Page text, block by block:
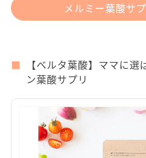
メルミー葉酸サ
【ベルタ葉酸】ママに
ン葉酸サプリ